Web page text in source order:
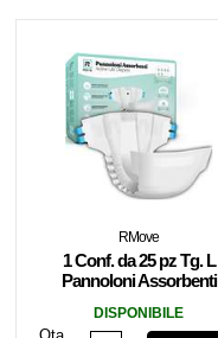
RMove
1 Conf. da 25 pz Tg. L
Pannoloni Assorbenti
RMOVE
DISPONIBILE